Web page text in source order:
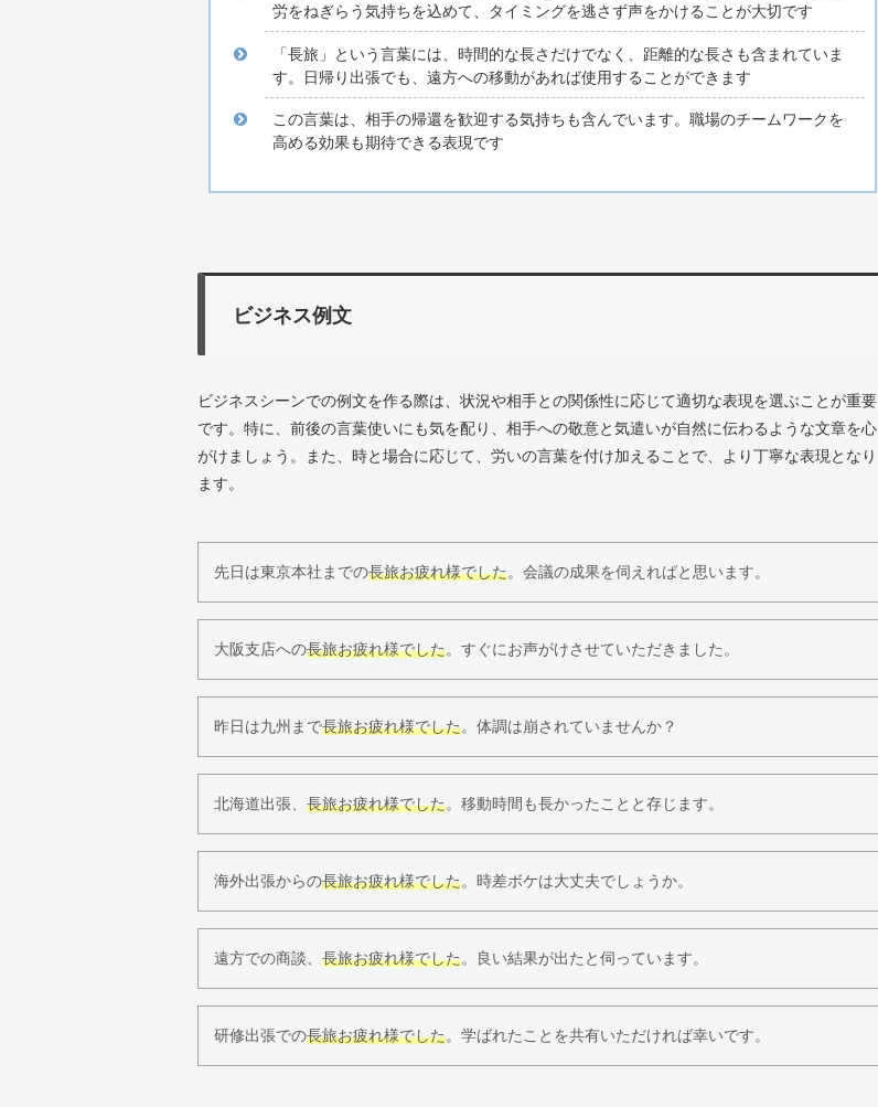
労をねぎらう気持ちを込めて、タイミングを逃さず声をかけることが大切です
「長旅」という言葉には、時間的な長さだけでなく、距離的な長さも含まれていま
す。日帰り出張でも、遠方への移動があれば使用することができます
この言葉は、相手の帰還を歓迎する気持ちも含んでいます。職場のチームワークを
高める効果も期待できる表現です
ビジネス例文
ビジネスシーンでの例文を作る際は、状況や相手との関係性に応じて適切な表現を選ぶことが重要
です。特に、前後の言葉使いにも気を配り、相手への敬意と気遣いが自然に伝わるような文章を心
がけましょう。また、時と場合に応じて、労いの言葉を付け加えることで、より丁寧な表現となり
ます。
先日は東京本社までの長旅お疲れ様でした。会議の成果を伺えればと思います。
大阪支店への長旅お疲れ様でした。すぐにお声がけさせていただきました。
昨日は九州まで長旅お疲れ様でした。体調は崩されていませんか？
北海道出張、 長旅お疲れ様でした。移動時間も長かったことと存じます。
海外出張からの長旅お疲れ様でした。時差ボケは大丈夫でしょうか。
遠方での商談、 長旅お疲れ様でした。良い結果が出たと伺っています。
研修出張での長旅お疲れ様でした。学ばれたことを共有いただければ幸いです。